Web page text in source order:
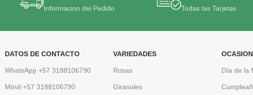
Informacion del Pedido
Todas las Tarjetas
DATOS DE CONTACTO
WhatsApp +57 3188106790
Móvil:+57 3188106790
VARIEDADES
Rosas
Girasoles
Día de la